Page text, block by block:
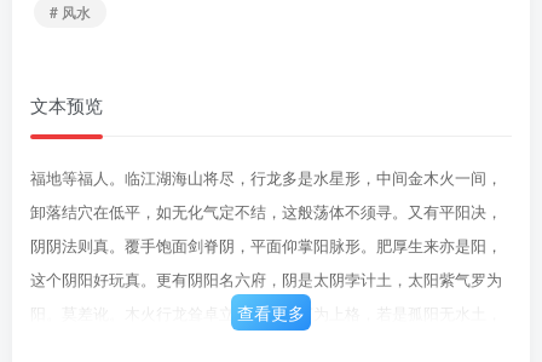
# 风水
文本预览
福地等福人。临江湖海山将尽，行龙多是水星形，中间金木火一间，
卸落结穴在低平，如无化气定不结，这般荡体不须寻。又有平阳决，
阴阴法则真。覆手饱面剑脊阴，平面仰掌阳脉形。肥厚生来亦是阳，
这个阴阳好玩真。更有阴阳名六府，阴是太阴孛计土，太阳紫气罗为
阳。莫差讹。木火行龙耸卓立，时师皆言为上格，若是孤阳无水土，
查看更多